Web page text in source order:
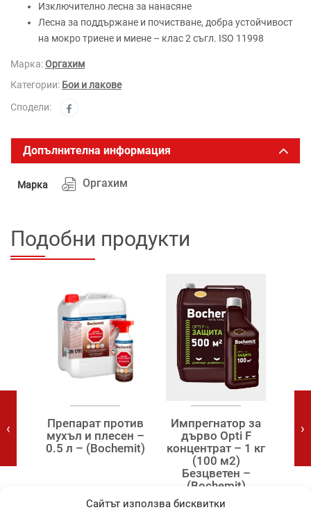
Сайтът използва бисквитки
Изключително лесна за нанасяне
Лесна за поддържане и почистване, добра устойчивост
на мокро триене и миене – клас 2 съгл. ISО 11998
Марка:Оргахим
Категории: Бои и лакове
Сподели:
Допълнителна информация
Марка Оргахим
Подобни продукти
Препарат против
мухъл и плесен –
0.5 л – (Bochemit)
4,20€
Импрегнатор за
дърво Opti F
концентрат – 1 кг
(100 м2)
Безцветен –
(Bochemit)
20,15
‹ ›